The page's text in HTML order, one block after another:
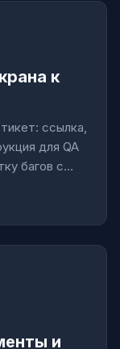
к
ссылка,
для QA
багов с
и